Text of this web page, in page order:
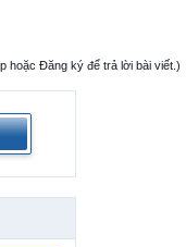
hoặc Đăng ký để trả lời bài viết.)